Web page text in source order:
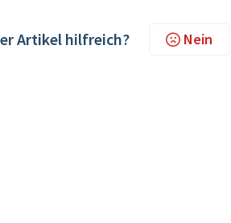
Artikel hilfreich? Nein